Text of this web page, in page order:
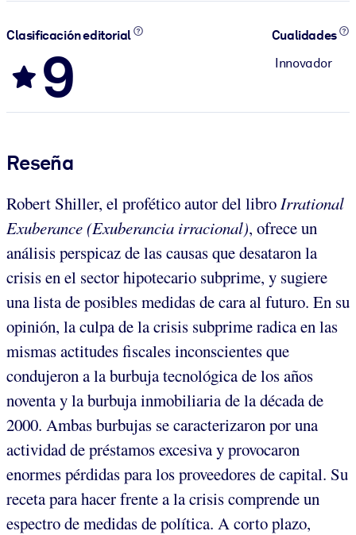
Clasificación editorial
9
Cualidades
Innovador
Reseña
Robert Shiller, el profético autor del libro Irrational
Exuberance (Exuberancia irracional), ofrece un
análisis perspicaz de las causas que desataron la
crisis en el sector hipotecario subprime, y sugiere
una lista de posibles medidas de cara al futuro. En su
opinión, la culpa de la crisis subprime radica en las
mismas actitudes fiscales inconscientes que
condujeron a la burbuja tecnológica de los años
noventa y la burbuja inmobiliaria de la década de
2000. Ambas burbujas se caracterizaron por una
actividad de préstamos excesiva y provocaron
enormes pérdidas para los proveedores de capital. Su
receta para hacer frente a la crisis comprende un
espectro de medidas de política. A corto plazo,